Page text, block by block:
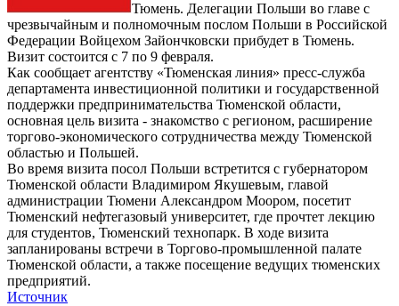
Тюмень. Делегации Польши во главе с
чрезвычайным и полномочным послом Польши в Российской
Федерации Войцехом Зайончковски прибудет в Тюмень.
Визит состоится с 7 по 9 февраля.
Как сообщает агентству «Тюменская линия» пресс-служба
департамента инвестиционной политики и государственной
поддержки предпринимательства Тюменской области,
основная цель визита - знакомство с регионом, расширение
торгово-экономического сотрудничества между Тюменской
областью и Польшей.
Во время визита посол Польши встретится с губернатором
Тюменской области Владимиром Якушевым, главой
администрации Тюмени Александром Моором, посетит
Тюменский нефтегазовый университет, где прочтет лекцию
для студентов, Тюменский технопарк. В ходе визита
запланированы встречи в Торгово-промышленной палате
Тюменской области, а также посещение ведущих тюменских
предприятий.
Источник